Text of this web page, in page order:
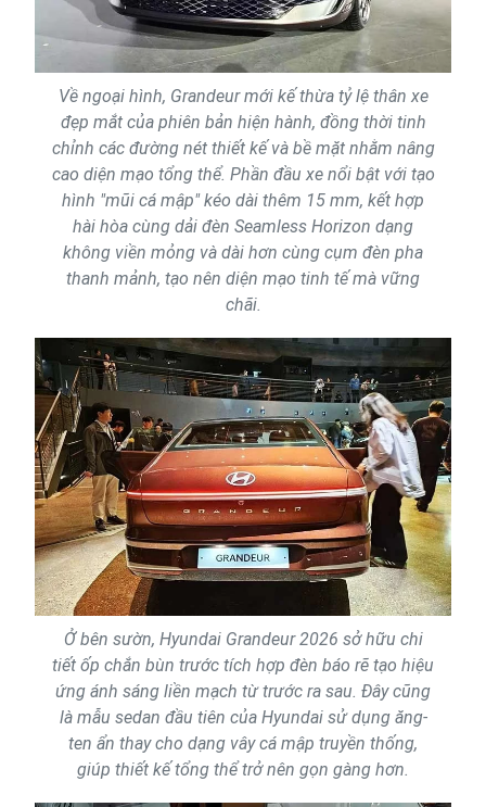
Về ngoại hình, Grandeur mới kế thừa tỷ lệ thân xe
đẹp mắt của phiên bản hiện hành, đồng thời tinh
chỉnh các đường nét thiết kế và bề mặt nhằm nâng
cao diện mạo tổng thể. Phần đầu xe nổi bật với tạo
hình "mũi cá mập" kéo dài thêm 15 mm, kết hợp
hài hòa cùng dải đèn Seamless Horizon dạng
không viền mỏng và dài hơn cùng cụm đèn pha
thanh mảnh, tạo nên diện mạo tinh tế mà vững
chãi.
Ở bên sườn, Hyundai Grandeur 2026 sở hữu chi
tiết ốp chắn bùn trước tích hợp đèn báo rẽ tạo hiệu
ứng ánh sáng liền mạch từ trước ra sau. Đây cũng
là mẫu sedan đầu tiên của Hyundai sử dụng ăng-
ten ẩn thay cho dạng vây cá mập truyền thống,
giúp thiết kế tổng thể trở nên gọn gàng hơn.